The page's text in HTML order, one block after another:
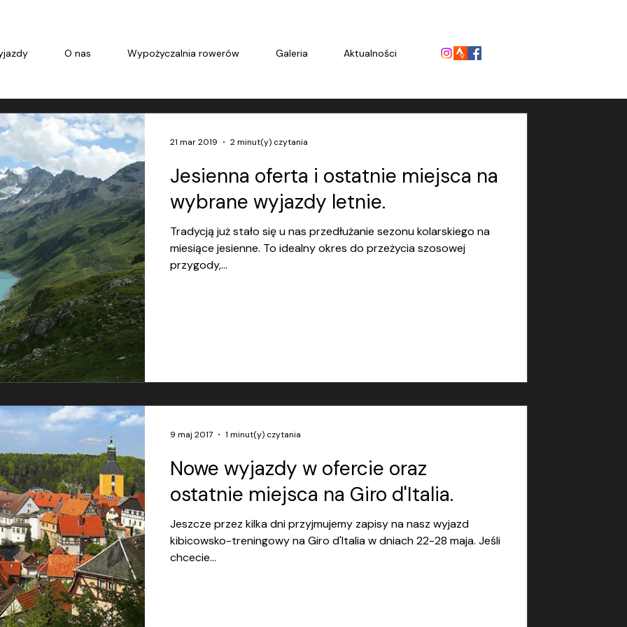
O nas Wypożyczalnia rowerów Galeria Aktualności
Jesienna oferta i ostatnie miejsca na
wybrane wyjazdy letnie.
Tradycją już stało się u nas przedłużanie sezonu kolarskiego na
miesiące jesienne. To idealny okres do przeżycia szosowej
przygody,...
21 mar 2019 2 minut(y) czytania
Nowe wyjazdy w ofercie oraz
ostatnie miejsca na Giro d'Italia.
Jeszcze przez kilka dni przyjmujemy zapisy na nasz wyjazd
kibicowsko-treningowy na Giro d'Italia w dniach 22-28 maja. Jeśli
chcecie...
9 maj 2017 1 minut(y) czytania